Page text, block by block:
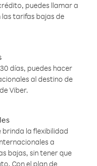
puedes llamar a
tarifas bajas de
días, puedes hacer
al destino de
Viber.
brinda la flexibilidad
a
bajas, sin tener que
Con el plan de